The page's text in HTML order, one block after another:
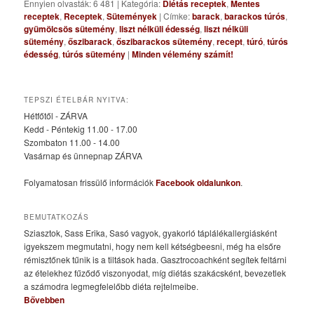
Ennyien olvasták: 6 481 | Kategória: Diétás receptek,Mentes
receptek, Receptek,Sütemények |Címke:barack,barackos túrós,
gyümölcsös sütemény,liszt nélküli édesség,liszt nélküli
sütemény,őszibarack,őszibarackos sütemény,recept,túró,túrós
édesség,túrós sütemény |Minden vélemény számít!
TEPSZI ÉTELBÁR NYITVA:
Hétfőtől - ZÁRVA
Kedd - Péntekig 11.00 - 17.00
Szombaton 11.00 - 14.00
Vasárnap és ünnepnap ZÁRVA
Folyamatosan frissülő információkFacebook oldalunkon.
BEMUTATKOZÁS
Sziasztok, Sass Erika, Sasó vagyok, gyakorló táplálékallergiásként
igyekszem megmutatni, hogy nem kell kétségbeesni, még ha elsőre
rémisztőnek tűnik is a tiltások hada. Gasztrocoachként segítek feltárni
az ételekhez fűződő viszonyodat, míg diétás szakácsként, bevezetlek
a számodra legmegfelelőbb diéta rejtelmeibe.
Bővebben